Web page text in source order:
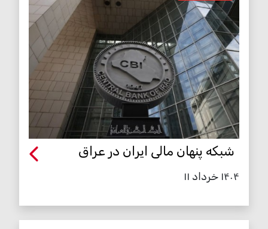
شبکه پنهان مالی ایران در عراق
۱۴۰۴ خرداد ۱۱